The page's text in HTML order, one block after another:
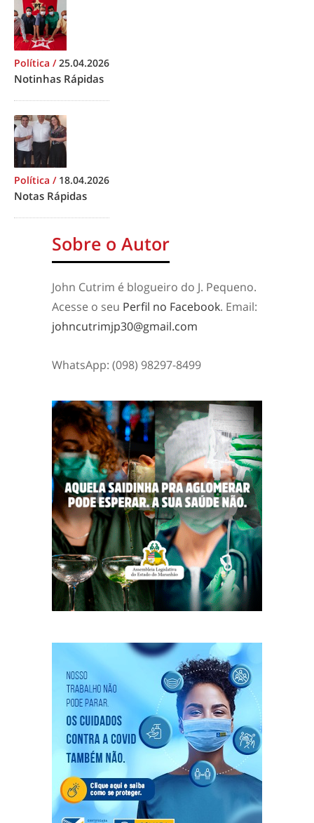
Política /25.04.2026
Notinhas Rápidas
Política / 18.04.2026
Notas Rápidas
Sobre o Autor
John Cutrim é blogueiro do J. Pequeno.
Acesse o seu Perfil no Facebook. Email:
johncutrimjp30@gmail.com
WhatsApp: (098) 98297-8499